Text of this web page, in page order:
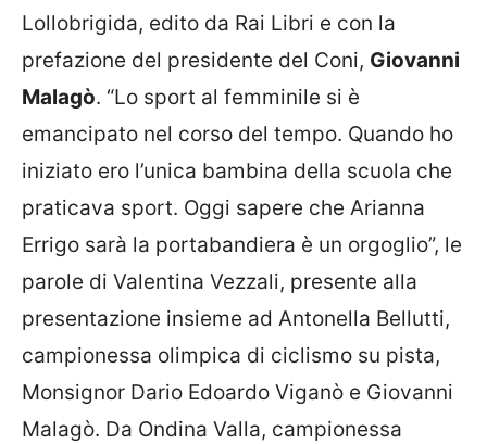
Lollobrigida, edito da Rai Libri e con la
prefazione del presidente del Coni, Giovanni
Malagò. “Lo sport al femminile si è
emancipato nel corso del tempo. Quando ho
iniziato ero l’unica bambina della scuola che
praticava sport. Oggi sapere che Arianna
Errigo sarà la portabandiera è un orgoglio”, le
parole di Valentina Vezzali, presente alla
presentazione insieme ad Antonella Bellutti,
campionessa olimpica di ciclismo su pista,
Monsignor Dario Edoardo Viganò e Giovanni
Malagò. Da Ondina Valla, campionessa